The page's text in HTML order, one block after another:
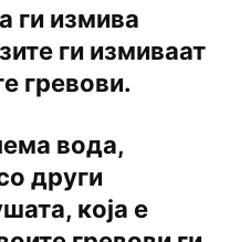
ги измива
ги измиваат
гревови.
вода,
други
која е